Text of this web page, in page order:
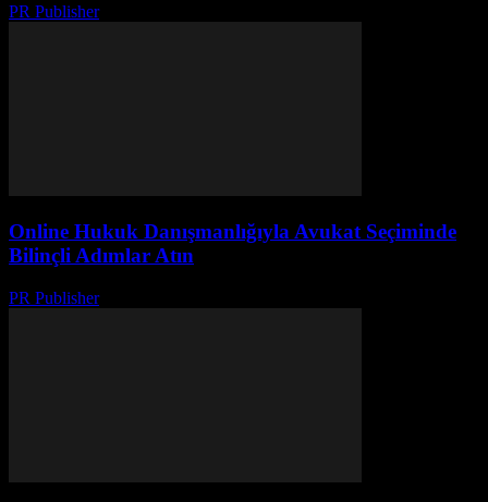
PR Publisher-
Online Hukuk Danışmanlığıyla Avukat Seçiminde
Bilinçli Adımlar Atın
PR Publisher-